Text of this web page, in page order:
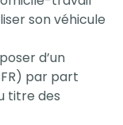
son véhicule
d’un
par part
titre des